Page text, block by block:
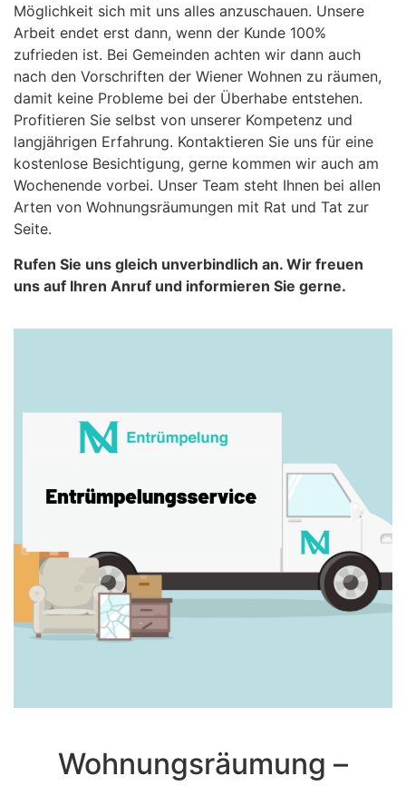
Möglichkeit sich mit uns alles anzuschauen. Unsere
Arbeit endet erst dann, wenn der Kunde 100%
zufrieden ist. Bei Gemeinden achten wir dann auch
nach den Vorschriften der Wiener Wohnen zu räumen,
damit keine Probleme bei der Überhabe entstehen.
Profitieren Sie selbst von unserer Kompetenz und
langjährigen Erfahrung. Kontaktieren Sie uns für eine
kostenlose Besichtigung, gerne kommen wir auch am
Wochenende vorbei. Unser Team steht Ihnen bei allen
Arten von Wohnungsräumungen mit Rat und Tat zur
Seite.
Rufen Sie uns gleich unverbindlich an. Wir freuen
uns auf Ihren Anruf und informieren Sie gerne.
Wohnungsräumung –